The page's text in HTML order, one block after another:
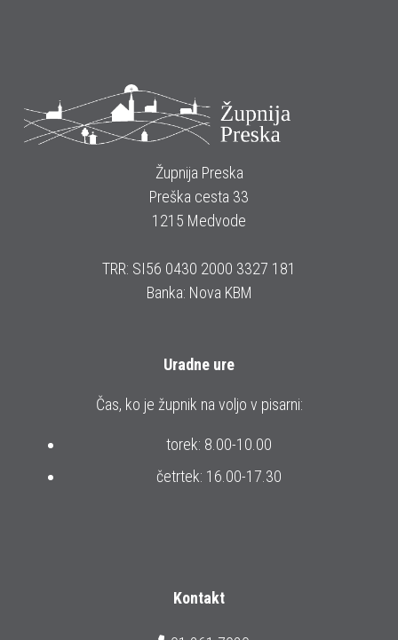
Župnija Preska
Preška cesta 33
1215 Medvode
TRR: SI56 0430 2000 3327 181
Banka: Nova KBM
Uradne ure
Čas, ko je župnik na voljo v pisarni:
torek: 8.00-10.00
četrtek: 16.00-17.30
Kontakt